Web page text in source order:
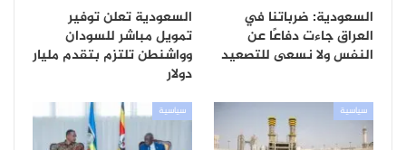
السعودية: ضرباتنا في
العراق جاءت دفاعًا عن
النفس ولا نسعى للتصعيد
السعودية تعلن توفير
تمويل مباشر للسودان
وواشنطن تلتزم بتقدم مليار
دولار
سياسية سياسية